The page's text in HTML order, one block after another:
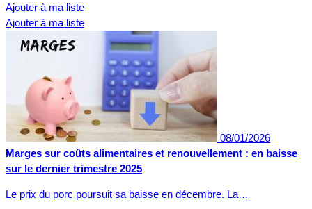
Ajouter à ma liste
Ajouter à ma liste
08/01/2026
Marges sur coûts alimentaires et renouvellement : en baisse
sur le dernier trimestre 2025
Le prix du porc poursuit sa baisse en décembre. La…